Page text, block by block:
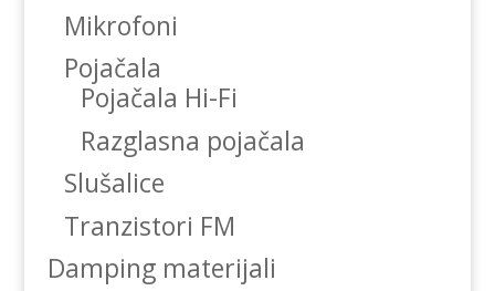
Mikrofoni
Pojačala
Pojačala Hi-Fi
Razglasna pojačala
Slušalice
Tranzistori FM
Damping materijali